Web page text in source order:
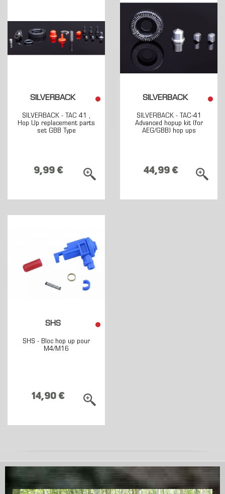
SILVERBACK
SILVERBACK - TAC 41 ,
Hop Up replacement parts
set GBB Type
9,99 €
SILVERBACK
SILVERBACK - TAC-41
Advanced hopup kit (for
AEG/GBB) hop ups
44,99 €
SHS
SHS - Bloc hop up pour
M4/M16
14,90 €